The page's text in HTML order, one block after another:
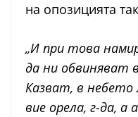
на опозицията
„И при това
да ни обвиняват
Казват, в
вие орела, г-да,